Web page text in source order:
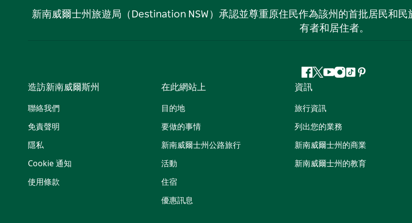
新南威爾士州旅遊局（Destination NSW）承認並尊重原住民作為該州的首批居民和
有者和居住者。
Facebook
嘰
喳
喳
Youtube
Instagram
抖 Pinterest
造訪新南威爾斯州
聯絡我們
免責聲明
隱私
Cookie 通知
使用條款
在此網站上
目的地
要做的事情
新南威爾士州公路旅行
活動
住宿
優惠訊息
資訊
旅行資訊
列出您的業務
新南威爾士州的商業
新南威爾士州的教育